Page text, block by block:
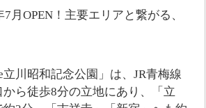
月OPEN！主要エリアと繋がる、
立川昭和記念公園」は、JR青梅線
から徒歩8分の立地にあり、「立